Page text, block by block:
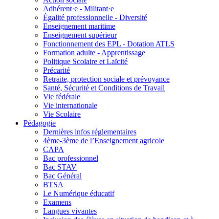
Adhérent·e - Militant·e
Égalité professionnelle - Diversité
Enseignement maritime
Enseignement supérieur
Fonctionnement des EPL - Dotation ATLS
Formation adulte - Apprentissage
Politique Scolaire et Laïcité
Précarité
Retraite, protection sociale et prévoyance
Santé, Sécurité et Conditions de Travail
Vie fédérale
Vie internationale
Vie Scolaire
Pédagogie
Dernières infos réglementaires
4ème-3ème de l’Enseignement agricole
CAPA
Bac professionnel
Bac STAV
Bac Général
BTSA
Le Numérique éducatif
Examens
Langues vivantes